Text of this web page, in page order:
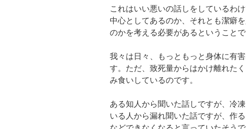
これはいい悪いの話しをしているわ
中心としてあるのか、それとも潔癖
のかを考える必要があるということで
我々は日々、もっともっと身体に有
す。ただ、致死量からはかけ離れた
み食いしているのです。
ある知人から聞いた話しですが、冷
いる人から漏れ聞いた話ですが、作